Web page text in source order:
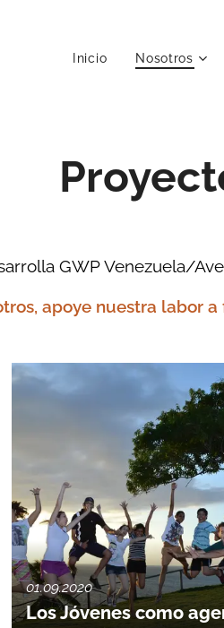
Inicio Nosotros
GWP Venezuela/
apoye nuestra labor
01.09.2020
Los Jóvenes como